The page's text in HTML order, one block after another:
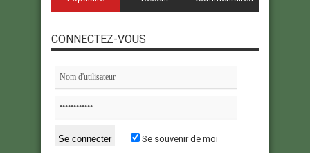
CONNECTEZ-VOUS
Se souvenir de moi